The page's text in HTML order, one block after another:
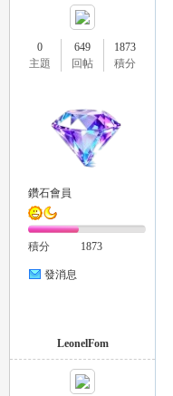
0
主題
649
回帖
1873
積分
鑽石會員
積分 1873
發消息
LeonelFom